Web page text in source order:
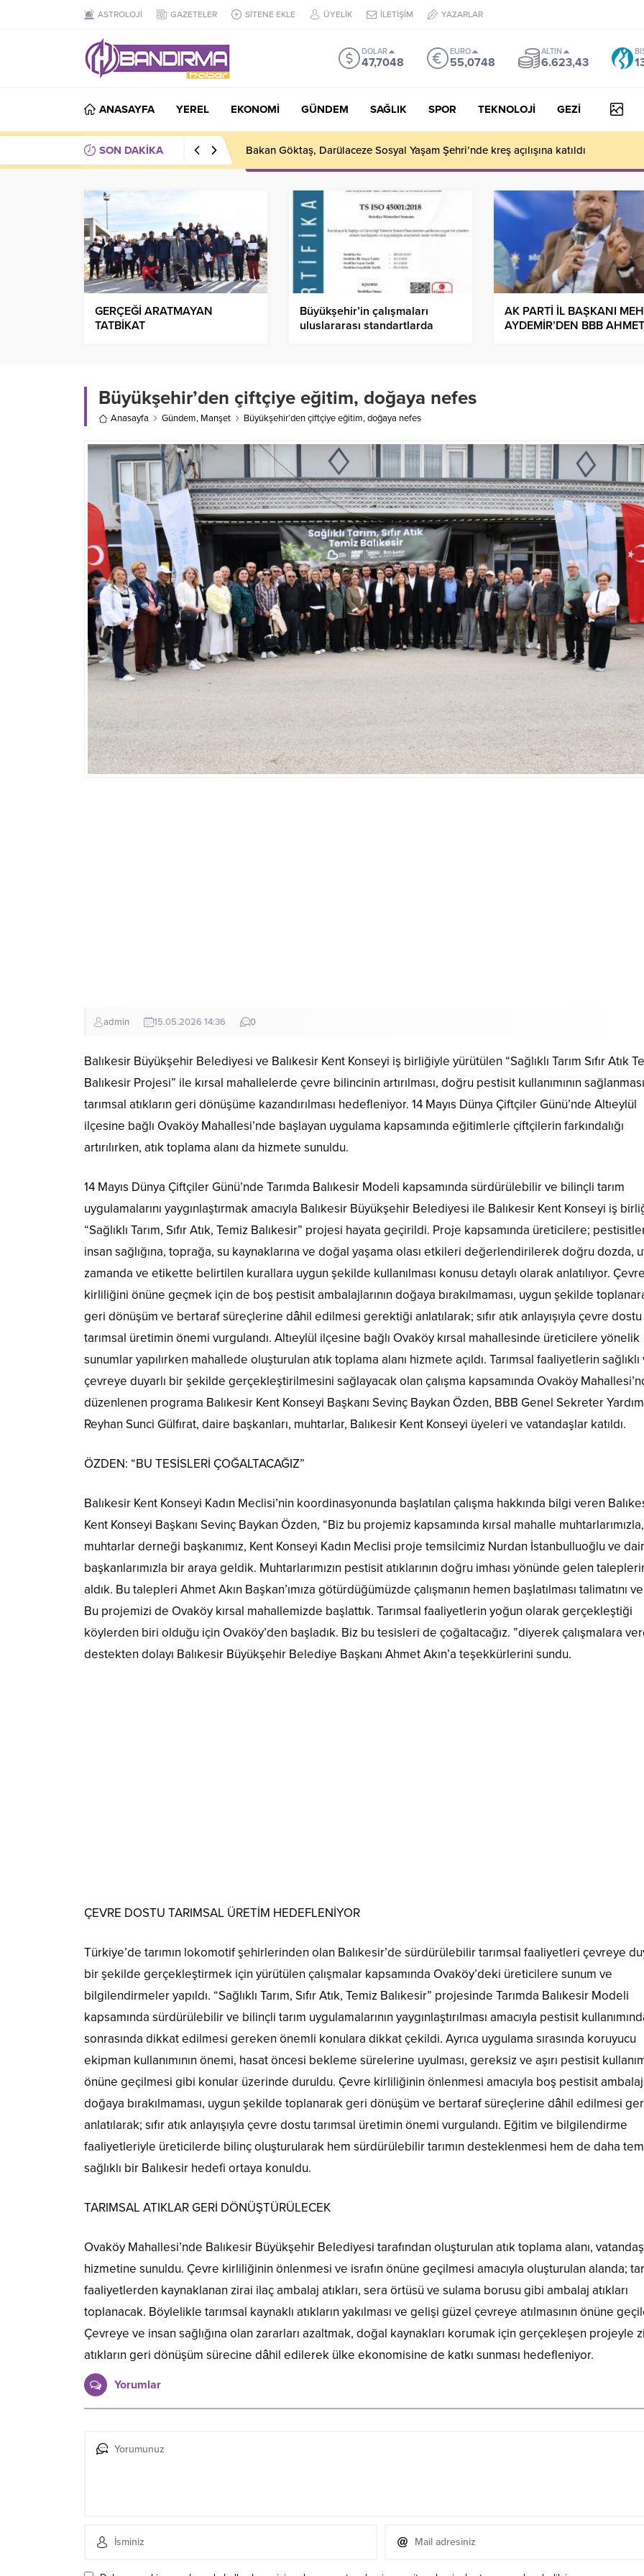
ASTROLOJİ GAZETELER SİTENE EKLE ÜYELİK İLETİŞİM YAZARLAR
DOLAR
47,7048
EURO
55,0748
ALTIN
6.623,43
ANASAYFA YEREL EKONOMİ GÜNDEM SAĞLIK SPOR TEKNOLOJİ GEZİ
SON DAKİKA Bakan Göktaş, Darülaceze Sosyal Yaşam Şehri’nde kreş açılışına katıldı
GERÇEĞİ ARATMAYAN
TATBİKAT
Büyükşehir’in çalışmaları
uluslararası standartlarda
AK PARTİ İL BAŞKANI
AYDEMİR’DEN BBB AHMET
Büyükşehir’den çiftçiye eğitim, doğaya nefes
Anasayfa Gündem, Manşet Büyükşehir’den çiftçiye eğitim, doğaya nefes
admin 15.05.2026 14:36 0
Balıkesir Büyükşehir Belediyesi ve Balıkesir Kent Konseyi iş birliğiyle yürütülen “Sağlıklı Tarım Sıfır Atık
Balıkesir Projesi” ile kırsal mahallelerde çevre bilincinin artırılması, doğru pestisit kullanımının
tarımsal atıkların geri dönüşüme kazandırılması hedefleniyor. 14 Mayıs Dünya Çiftçiler Günü’nde Altıeylül
ilçesine bağlı Ovaköy Mahallesi’nde başlayan uygulama kapsamında eğitimlerle çiftçilerin farkındalığı
artırılırken, atık toplama alanı da hizmete sunuldu.
14 Mayıs Dünya Çiftçiler Günü’nde Tarımda Balıkesir Modeli kapsamında sürdürülebilir ve bilinçli tarım
uygulamalarını yaygınlaştırmak amacıyla Balıkesir Büyükşehir Belediyesi ile Balıkesir Kent Konseyi iş
“Sağlıklı Tarım, Sıfır Atık, Temiz Balıkesir” projesi hayata geçirildi. Proje kapsamında üreticilere;
insan sağlığına, toprağa, su kaynaklarına ve doğal yaşama olası etkileri değerlendirilerek doğru dozda,
zamanda ve etikette belirtilen kurallara uygun şekilde kullanılması konusu detaylı olarak anlatılıyor.
kirliliğini önüne geçmek için de boş pestisit ambalajlarının doğaya bırakılmaması, uygun şekilde
geri dönüşüm ve bertaraf süreçlerine dâhil edilmesi gerektiği anlatılarak; sıfır atık anlayışıyla çevre dostu
tarımsal üretimin önemi vurgulandı. Altıeylül ilçesine bağlı Ovaköy kırsal mahallesinde üreticilere yönelik
sunumlar yapılırken mahallede oluşturulan atık toplama alanı hizmete açıldı. Tarımsal faaliyetlerin sağlıklı
çevreye duyarlı bir şekilde gerçekleştirilmesini sağlayacak olan çalışma kapsamında Ovaköy
düzenlenen programa Balıkesir Kent Konseyi Başkanı Sevinç Baykan Özden, BBB Genel Sekreter
Reyhan Sunci Gülfırat, daire başkanları, muhtarlar, Balıkesir Kent Konseyi üyeleri ve vatandaşlar katıldı.
ÖZDEN: “BU TESİSLERİ ÇOĞALTACAĞIZ”
Balıkesir Kent Konseyi Kadın Meclisi’nin koordinasyonunda başlatılan çalışma hakkında bilgi veren
Kent Konseyi Başkanı Sevinç Baykan Özden, “Biz bu projemiz kapsamında kırsal mahalle muhtarlarımızla,
muhtarlar derneği başkanımız, Kent Konseyi Kadın Meclisi proje temsilcimiz Nurdan İstanbulluoğlu ve
başkanlarımızla bir araya geldik. Muhtarlarımızın pestisit atıklarının doğru imhası yönünde gelen
aldık. Bu talepleri Ahmet Akın Başkan’ımıza götürdüğümüzde çalışmanın hemen başlatılması talimatını
Bu projemizi de Ovaköy kırsal mahallemizde başlattık. Tarımsal faaliyetlerin yoğun olarak gerçekleştiği
köylerden biri olduğu için Ovaköy’den başladık. Biz bu tesisleri de çoğaltacağız. ”diyerek çalışmalara
destekten dolayı Balıkesir Büyükşehir Belediye Başkanı Ahmet Akın’a teşekkürlerini sundu.
ÇEVRE DOSTU TARIMSAL ÜRETİM HEDEFLENİYOR
Türkiye’de tarımın lokomotif şehirlerinden olan Balıkesir’de sürdürülebilir tarımsal faaliyetleri çevreye
bir şekilde gerçekleştirmek için yürütülen çalışmalar kapsamında Ovaköy’deki üreticilere sunum ve
bilgilendirmeler yapıldı. “Sağlıklı Tarım, Sıfır Atık, Temiz Balıkesir” projesinde Tarımda Balıkesir Modeli
kapsamında sürdürülebilir ve bilinçli tarım uygulamalarının yaygınlaştırılması amacıyla pestisit
sonrasında dikkat edilmesi gereken önemli konulara dikkat çekildi. Ayrıca uygulama sırasında koruyucu
ekipman kullanımının önemi, hasat öncesi bekleme sürelerine uyulması, gereksiz ve aşırı pestisit
önüne geçilmesi gibi konular üzerinde duruldu. Çevre kirliliğinin önlenmesi amacıyla boş pestisit
doğaya bırakılmaması, uygun şekilde toplanarak geri dönüşüm ve bertaraf süreçlerine dâhil edilmesi
anlatılarak; sıfır atık anlayışıyla çevre dostu tarımsal üretimin önemi vurgulandı. Eğitim ve bilgilendirme
faaliyetleriyle üreticilerde bilinç oluşturularak hem sürdürülebilir tarımın desteklenmesi hem de daha
sağlıklı bir Balıkesir hedefi ortaya konuldu.
TARIMSAL ATIKLAR GERİ DÖNÜŞTÜRÜLECEK
Ovaköy Mahallesi’nde Balıkesir Büyükşehir Belediyesi tarafından oluşturulan atık toplama alanı,
hizmetine sunuldu. Çevre kirliliğinin önlenmesi ve israfın önüne geçilmesi amacıyla oluşturulan alanda;
faaliyetlerden kaynaklanan zirai ilaç ambalaj atıkları, sera örtüsü ve sulama borusu gibi ambalaj atıkları
toplanacak. Böylelikle tarımsal kaynaklı atıkların yakılması ve gelişi güzel çevreye atılmasının önüne
Çevreye ve insan sağlığına olan zararları azaltmak, doğal kaynakları korumak için gerçekleşen projeyle
atıkların geri dönüşüm sürecine dâhil edilerek ülke ekonomisine de katkı sunması hedefleniyor.
Yorumlar